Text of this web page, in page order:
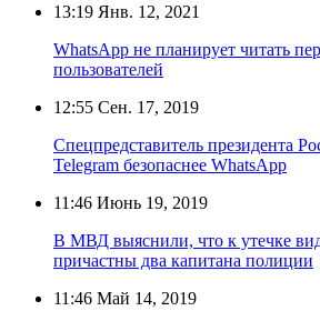
13:19 Янв. 12, 2021
WhatsApp не планирует читать
пользователей
12:55 Сен. 17, 2019
Спецпредставитель президента
Telegram безопаснее WhatsApp
11:46 Июнь 19, 2019
В МВД выяснили, что к утечке
причастны два капитана полиции
11:46 Май 14, 2019